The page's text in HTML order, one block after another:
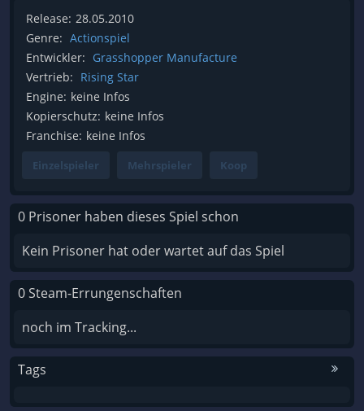
Release: 28.05.2010
Genre: Actionspiel
Entwickler: Grasshopper Manufacture
Vertrieb: Rising Star
Engine: keine Infos
Kopierschutz: keine Infos
Franchise: keine Infos
Einzelspieler Mehrspieler Koop
0 Prisoner haben dieses Spiel schon
Kein Prisoner hat oder wartet auf das Spiel
0 Steam-Errungenschaften
noch im Tracking...
Tags